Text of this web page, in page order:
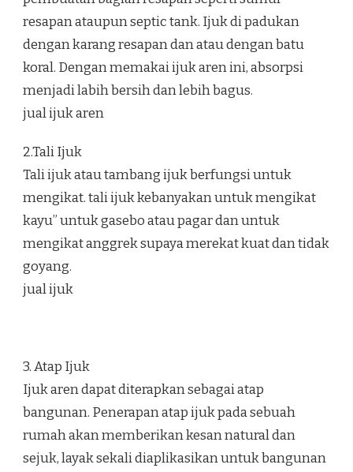
resapan ataupun septic tank. Ijuk di padukan
dengan karang resapan dan atau dengan batu
koral. Dengan memakai ijuk aren ini, absorpsi
menjadi labih bersih dan lebih bagus.
jual ijuk aren
2.Tali Ijuk
Tali ijuk atau tambang ijuk berfungsi untuk
mengikat. tali ijuk kebanyakan untuk mengikat
kayu” untuk gasebo atau pagar dan untuk
mengikat anggrek supaya merekat kuat dan tidak
goyang.
jual ijuk
3. Atap Ijuk
Ijuk aren dapat diterapkan sebagai atap
bangunan. Penerapan atap ijuk pada sebuah
rumah akan memberikan kesan natural dan
sejuk, layak sekali diaplikasikan untuk bangunan